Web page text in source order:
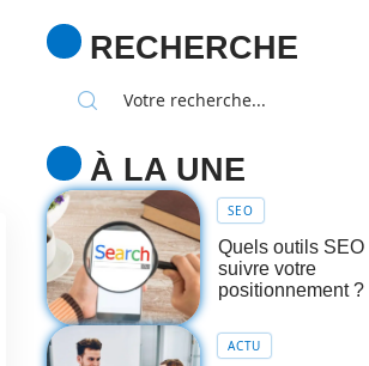
RECHERCHE
À LA UNE
SEO
Quels outils SEO
suivre votre
positionnement ?
ACTU